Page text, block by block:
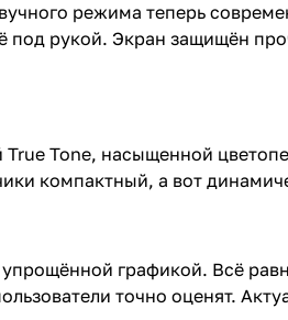
режима теперь
рукой. Экран защищён
Tone, насыщенной
компактный, а вот
графикой. Всё
точно оценят.